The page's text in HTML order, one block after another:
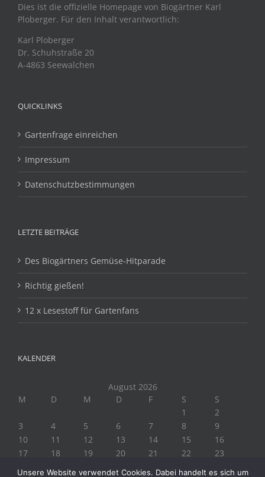
Dies ist die offizielle Homepage von Biogärtner Karl
Ploberger. Für den Inhalt verantwortlich:
Karl Ploberger
Dr. Schuhstraße 20
A-4863 Seewalchen
QUICKLINKS
Gartenfrage einreichen
Impressum
Datenschutzbestimmungen
LETZTE BEITRÄGE
Des Biogärtners Gemüse-Hitparade
Richtig gießen!
12 x Lesestoff für Gartenfans
KALENDER
August 2026
M
D M D F S
S
1
2
3
4 5 6 7 8
9
10
11 12 13 14 15
16
17
18 19 20 21 22
23
Unsere Website verwendet Cookies. Dabei handelt es sich um